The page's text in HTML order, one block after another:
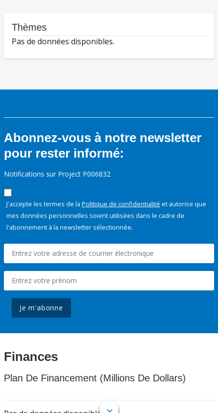
Thèmes
Pas de données disponibles.
Abonnez-vous à notre newsletter
pour rester informé:
Notifications sur Project P006832
J'accepte les termes de la Politique de confidentialité et autorise que
mes données personnelles soient utilisées dans le cadre de
l'abonnement à la newsletter sélectionnée.
Je m'abonne
Finances
Plan De Financement (Millions De Dollars)